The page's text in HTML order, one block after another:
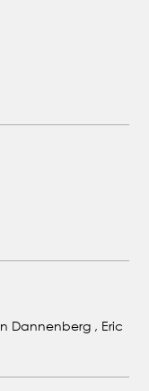
Dannenberg , Eric